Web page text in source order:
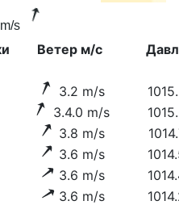
m/s
Ветер м/с
3.2 m/s
3.4.0 m/s
3.8 m/s
3.6 m/s
3.6 m/s
3.6 m/s